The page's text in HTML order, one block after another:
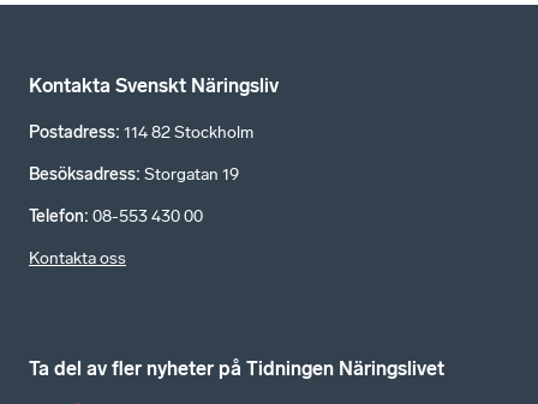
Kontakta Svenskt Näringsliv
Postadress: 114 82 Stockholm
Besöksadress: Storgatan 19
Telefon: 08-553 430 00
Kontakta oss
Ta del av fler nyheter på Tidningen Näringslivet